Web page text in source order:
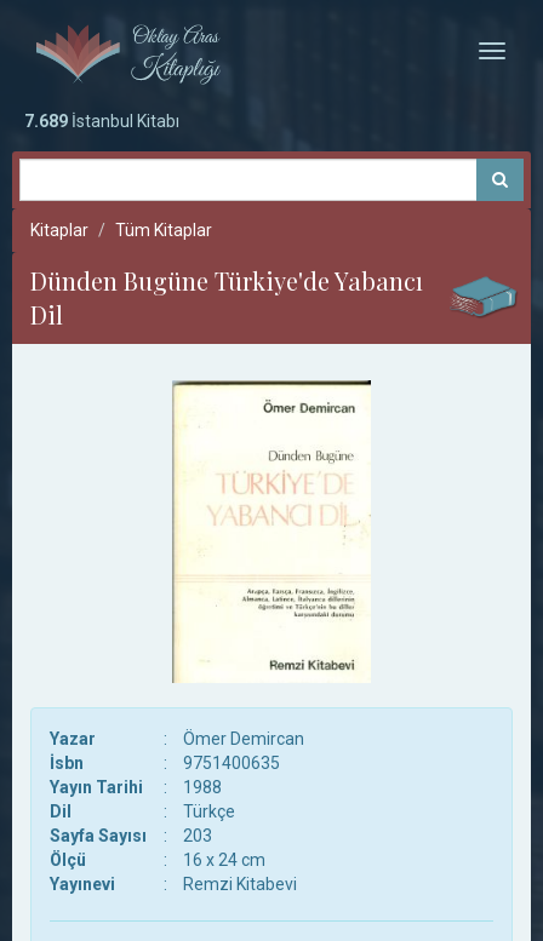
Toggle
7.689 İstanbul Kitabı
Kitaplar Tüm Kitaplar
Dünden Bugüne Türkiye'de Yabancı
Dil
Yazar :
Ömer Demircan
İsbn
:
9751400635
Yayın Tarihi
:
1988
Dil
:
Türkçe
Sayfa Sayısı
:
203
Ölçü
:
16 x 24 cm
Yayınevi
: Remzi Kitabevi